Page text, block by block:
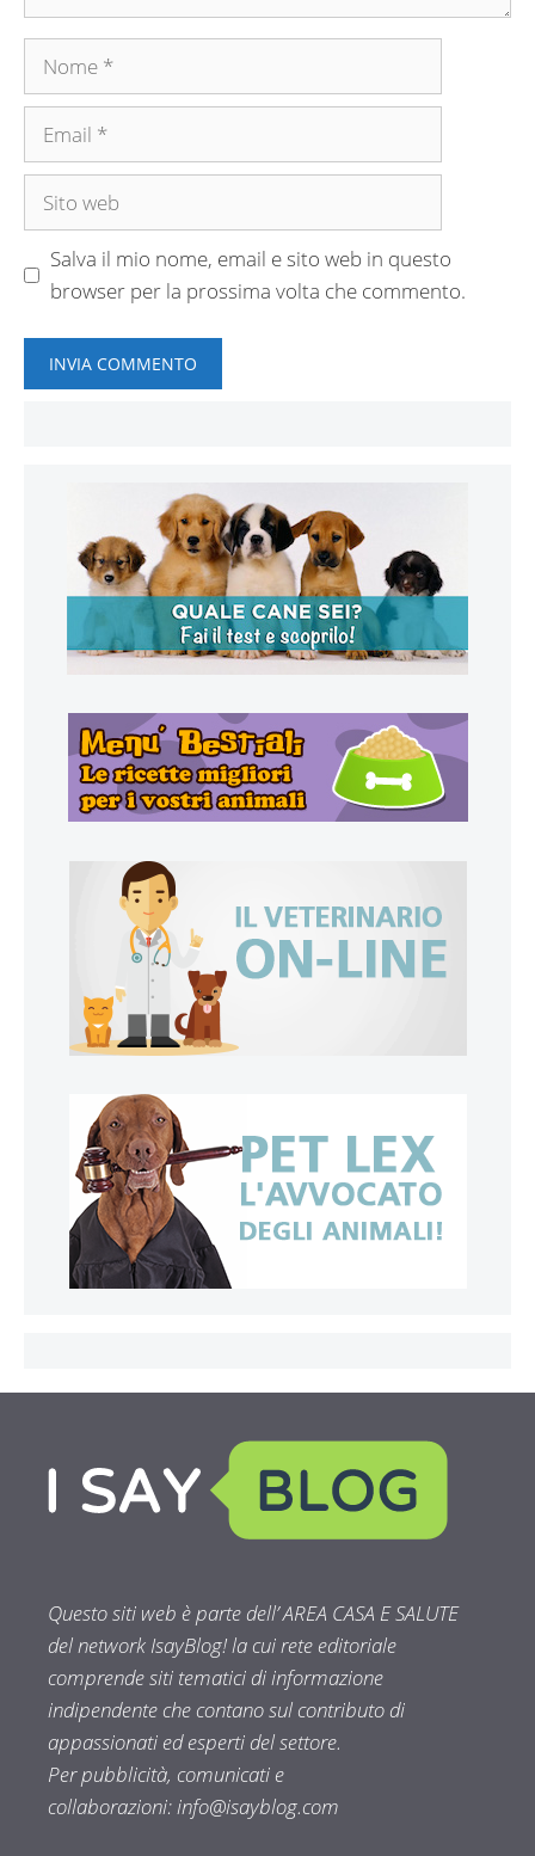
Nome
Email
Sito
Salva il mio nome, email e sito web in questo
browser per la prossima volta che commento.
Questo siti web è parte dell’ AREA CASA E SALUTE
del network IsayBlog! la cui rete editoriale
comprende siti tematici di informazione
indipendente che contano sul contributo di
appassionati ed esperti del settore.
Per pubblicità, comunicati e
collaborazioni:info@isayblog.com